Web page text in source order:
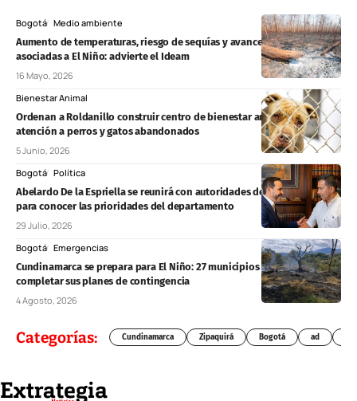
Bogotá Medio ambiente
Aumento de temperaturas, riesgo de sequías y avance de condiciones
asociadas a El Niño: advierte el Ideam
16 Mayo, 2026
Bienestar Animal
Ordenan a Roldanillo construir centro de bienestar animal y fortalecer
atención a perros y gatos abandonados
5 Junio, 2026
Bogotá Política
Abelardo De la Espriella se reunirá con autoridades de Cundinamarca
para conocer las prioridades del departamento
29 Julio, 2026
Bogotá Emergencias
Cundinamarca se prepara para El Niño: 27 municipios aún deben
completar sus planes de contingencia
4 Agosto, 2026
Categorías: Cundinamarca Zipaquirá Bogotá ad